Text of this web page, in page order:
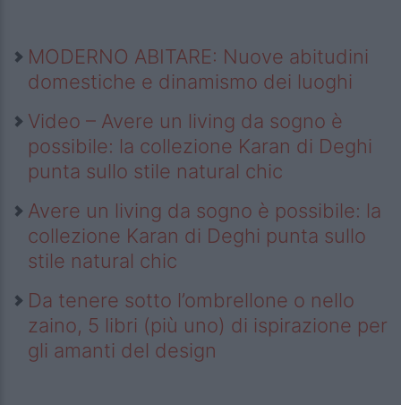
MODERNO ABITARE: Nuove abitudini
domestiche e dinamismo dei luoghi
Video – Avere un living da sogno è
possibile: la collezione Karan di Deghi
punta sullo stile natural chic
Avere un living da sogno è possibile: la
collezione Karan di Deghi punta sullo
stile natural chic
Da tenere sotto l’ombrellone o nello
zaino, 5 libri (più uno) di ispirazione per
gli amanti del design